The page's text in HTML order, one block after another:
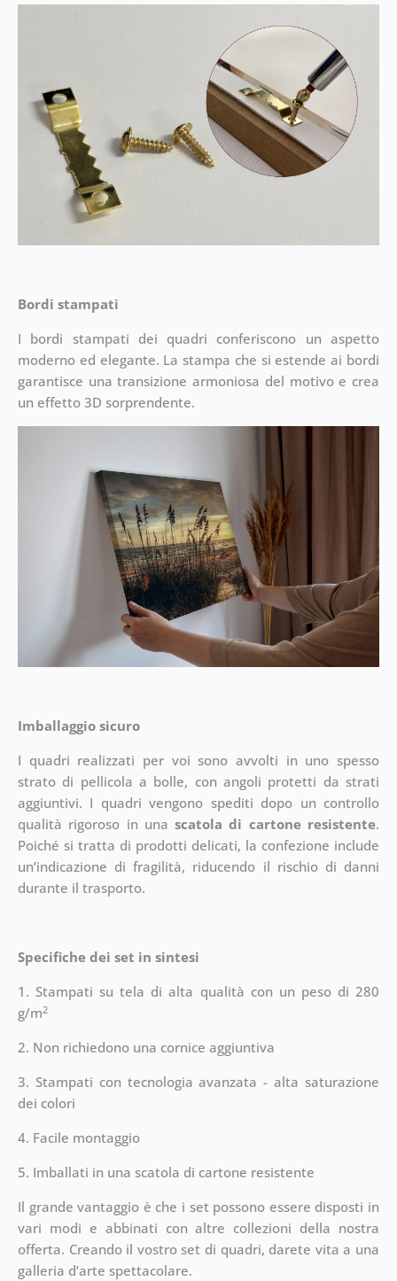
Bordi stampati
I bordi stampati dei quadri conferiscono un aspetto
moderno ed elegante. La stampa che si estende ai bordi
garantisce una transizione armoniosa del motivo e crea
un effetto 3D sorprendente.
Imballaggio sicuro
I quadri realizzati per voi sono avvolti in uno spesso
strato di pellicola a bolle, con angoli protetti da strati
aggiuntivi. I quadri vengono spediti dopo un controllo
qualità rigoroso in unascatola di cartone resistente.
Poiché si tratta di prodotti delicati, la confezione include
un’indicazione di fragilità, riducendo il rischio di danni
durante il trasporto.
Specifiche dei set in sintesi
1. Stampati su tela di alta qualità con un peso di 280
g/m2
2. Non richiedono una cornice aggiuntiva
3. Stampati con tecnologia avanzata - alta saturazione
dei colori
4. Facile montaggio
5. Imballati in una scatola di cartone resistente
Il grande vantaggio è che i set possono essere disposti in
vari modi e abbinati con altre collezioni della nostra
offerta. Creando il vostro set di quadri, darete vita a una
galleria d’arte spettacolare.